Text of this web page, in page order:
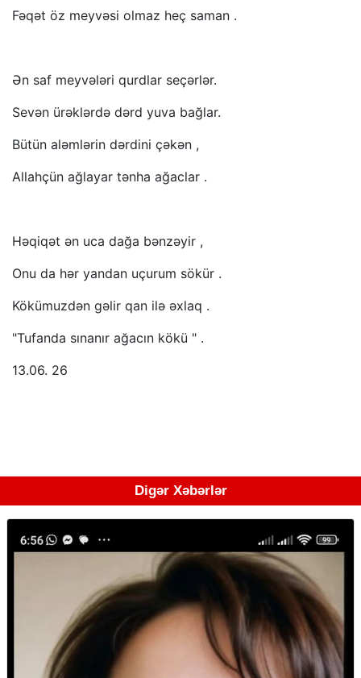
Fəqət öz meyvəsi olmaz heç saman .
Ən saf meyvələri qurdlar seçərlər.
Sevən ürəklərdə dərd yuva bağlar.
Bütün aləmlərin dərdini çəkən ,
Allahçün ağlayar tənha ağaclar .
Həqiqət ən uca dağa bənzəyir ,
Onu da hər yandan uçurum sökür .
Kökümuzdən gəlir qan ilə əxlaq .
"Tufanda sınanır ağacın kökü " .
13.06. 26
Digər Xəbərlər